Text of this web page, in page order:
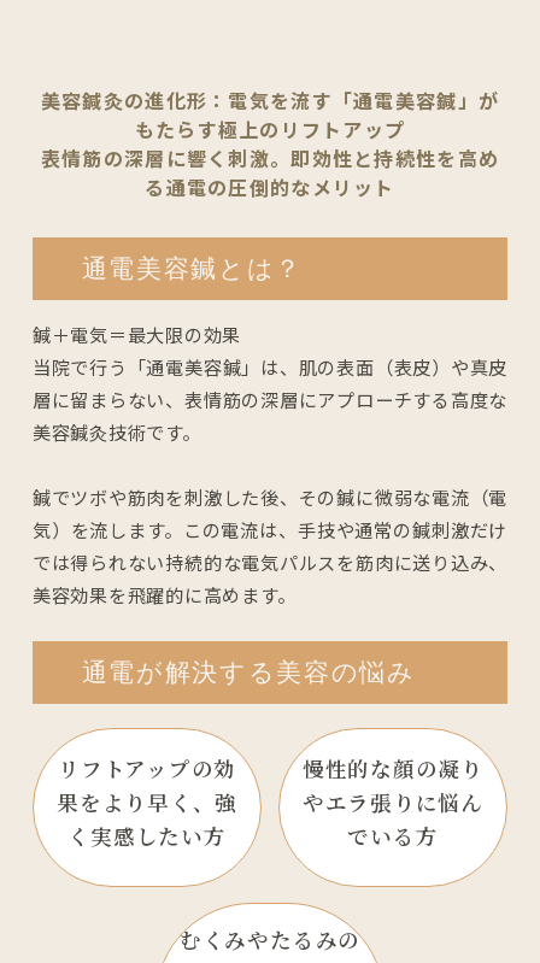
美容鍼灸の進化形：電気を流す「通電美容鍼」が
もたらす極上のリフトアップ
表情筋の深層に響く刺激。即効性と持続性を高め
る通電の圧倒的なメリット
通電美容鍼とは？
鍼＋電気＝最大限の効果
当院で行う「通電美容鍼」は、肌の表面（表皮）や真皮
層に留まらない、表情筋の深層にアプローチする高度な
美容鍼灸技術です。
鍼でツボや筋肉を刺激した後、その鍼に微弱な電流（電
気）を流します。この電流は、手技や通常の鍼刺激だけ
では得られない持続的な電気パルスを筋肉に送り込み、
美容効果を飛躍的に高めます。
通電が解決する美容の悩み
リフトアップの効
果を より早く、強
く実感したい方
慢性的な顔の凝り
やエラ張りに悩ん
でいる方
むくみやたるみの